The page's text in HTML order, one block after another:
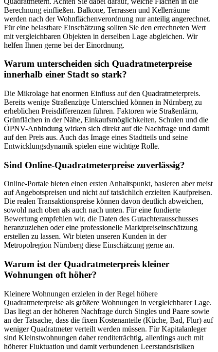
Berechnung einfließen. Balkone, Terrassen und Kellerräume
werden nach der Wohnflächenverordnung nur anteilig angerechnet.
Für eine belastbare Einschätzung sollten Sie den errechneten Wert
mit vergleichbaren Objekten in derselben Lage abgleichen. Wir
helfen Ihnen gerne bei der Einordnung.
Warum unterscheiden sich Quadratmeterpreise
innerhalb einer Stadt so stark?
Die Mikrolage hat enormen Einfluss auf den Quadratmeterpreis.
Bereits wenige Straßenzüge Unterschied können in Nürnberg zu
erheblichen Preisdifferenzen führen. Faktoren wie Straßenlärm,
Grünflächen in der Nähe, Einkaufsmöglichkeiten, Schulen und die
ÖPNV-Anbindung wirken sich direkt auf die Nachfrage und damit
auf den Preis aus. Auch das Image eines Stadtteils und seine
Entwicklungsdynamik spielen eine wichtige Rolle.
Sind Online-Quadratmeterpreise zuverlässig?
Online-Portale bieten einen ersten Anhaltspunkt, basieren aber meist
auf Angebotspreisen und nicht auf tatsächlich erzielten Kaufpreisen.
Die realen Transaktionspreise können davon deutlich abweichen,
sowohl nach oben als auch nach unten. Für eine fundierte
Bewertung empfehlen wir, die Daten des Gutachterausschusses
heranzuziehen oder eine professionelle Marktpreiseinschätzung
erstellen zu lassen. Wir bieten unseren Kunden in der
Metropolregion Nürnberg diese Einschätzung gerne an.
Warum ist der Quadratmeterpreis kleiner
Wohnungen oft höher?
Kleinere Wohnungen erzielen in der Regel höhere
Quadratmeterpreise als größere Wohnungen in vergleichbarer Lage.
Das liegt an der höheren Nachfrage durch Singles und Paare sowie
an der Tatsache, dass die fixen Kostenanteile (Küche, Bad, Flur) auf
weniger Quadratmeter verteilt werden müssen. Für Kapitalanleger
sind Kleinstwohnungen daher renditeträchtig, allerdings auch mit
höherer Fluktuation und damit verbundenen Leerstandsrisiken